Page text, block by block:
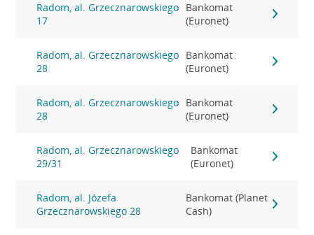
Radom, al. Grzecznarowskiego
17
Bankomat
(Euronet)
Radom, al. Grzecznarowskiego
28
Bankomat
(Euronet)
Radom, al. Grzecznarowskiego
28
Bankomat
(Euronet)
Radom, al. Grzecznarowskiego
29/31
Bankomat
(Euronet)
Radom, al. Józefa
Grzecznarowskiego 28
Bankomat (Planet
Cash)